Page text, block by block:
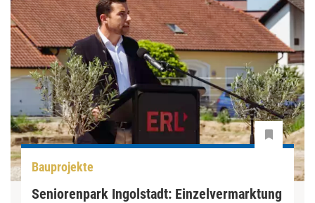
Bauprojekte
Seniorenpark Ingolstadt: Einzelvermarktung